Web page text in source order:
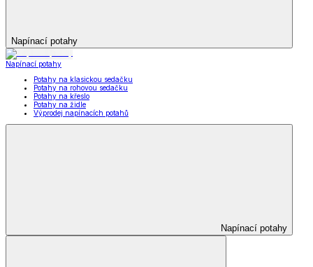
Napínací potahy
Napínací potahy
Potahy na klasickou sedačku
Potahy na rohovou sedačku
Potahy na křeslo
Potahy na židle
Výprodej napínacích potahů
Napínací potahy